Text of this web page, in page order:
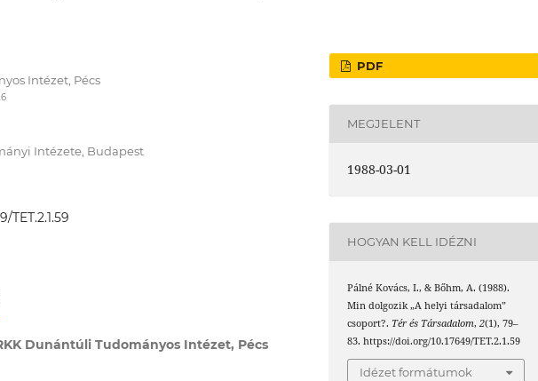
Intézet, Pécs
Intézete, Budapest
TET.2.1.59
Dunántúli Tudományos Intézet, Pécs
PDF
MEGJELENT
1988-03-01
HOGYAN KELL IDÉZNI
Pálné Kovács, I., & Bőhm, A. (1988).
Min dolgozik „A helyi társadalom”
csoport?. Tér és Társadalom,2(1), 79–
83. https://doi.org/10.17649/TET.2.1.59
Idézet formátumok